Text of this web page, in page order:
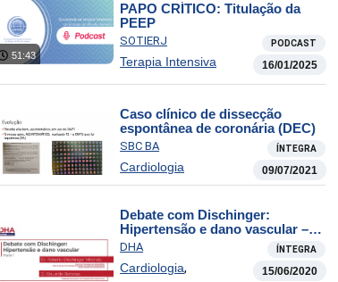
51:43
PAPO CRÍTICO: Titulação da
PEEP
SOTIERJ PODCAST
Terapia Intensiva 16/01/2025
Caso clínico de dissecção
espontânea de coronária (DEC)
SBC BA ÍNTEGRA
Cardiologia 09/07/2021
Debate com Dischinger:
Hipertensão e dano vascular –
Parte 1
DHA ÍNTEGRA
Cardiologia, 15/06/2020